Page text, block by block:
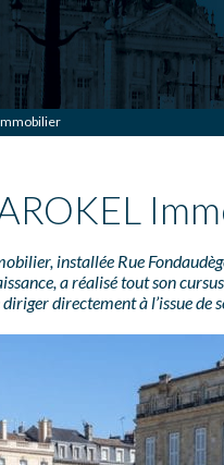
Immobilier
installée Rue
a réalisé tout son
directement à l’issue de